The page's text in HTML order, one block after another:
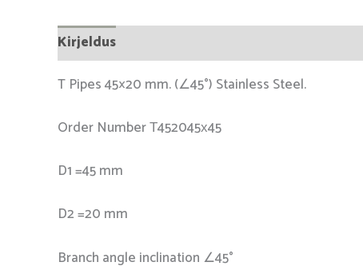
Kirjeldus
T Pipes 45×20 mm. (∠45°) Stainless Steel.
Order Number Т452045х45
D1 =45 mm
D2 =20 mm
Branch angle inclination ∠45°